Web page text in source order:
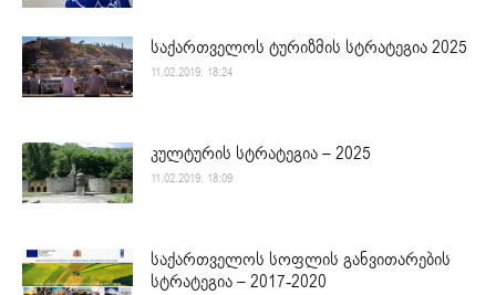
საქართველოს ტურიზმის სტრატეგია 2025
11.02.2019. 18:24
კულტურის სტრატეგია – 2025
11.02.2019. 18:09
საქართველოს სოფლის განვითარების
სტრატეგია – 2017-2020